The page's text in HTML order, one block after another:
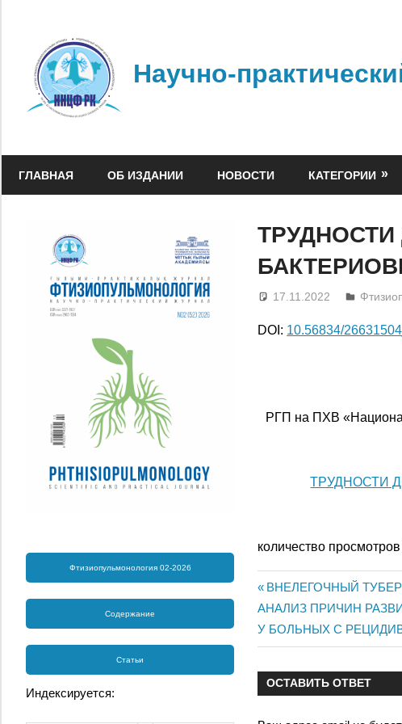
содержимому
Научно-
ГЛАВНАЯ ОБ ИЗДАНИИ НОВОСТИ КАТЕГОРИИ
ТРУДНОСТИ
17.11.2022 admin
DOI: 10.56834/
РГП на ПХВ
ТРУДНОСТИ
количество
Навигация
по
записям
Предыдущая
запись:
ВНЕЛЕГОЧНЫЙ
Следующая
запись:
АНАЛИЗ ПРИЧИН
У БОЛЬНЫХ С
ОСТАВИТЬ ОТВЕТ
Фтизиопульмонология 02-2026
Содержание
Статьи
Индексируется: